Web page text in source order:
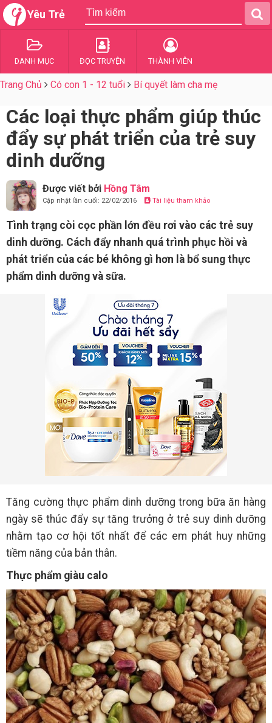
Yêu Trẻ
DANH MỤC ĐỌC TRUYỆN THÀNH VIÊN
Trang Chủ Có con 1 - 12 tuổi Bí quyết làm cha mẹ
Các loại thực phẩm giúp thúc
đẩy sự phát triển của trẻ suy
dinh dưỡng
Được viết bởi Hồng Tâm
Cập nhật lần cuối: 22/02/2016 Tài liệu tham khảo
Tình trạng còi cọc phần lớn đều rơi vào các trẻ suy
dinh dưỡng. Cách đẩy nhanh quá trình phục hồi và
phát triển của các bé không gì hơn là bổ sung thực
phẩm dinh dưỡng và sữa.
Tăng cường thực phẩm dinh dưỡng trong bữa ăn hàng
ngày sẽ thúc đẩy sự tăng trưởng ở trẻ suy dinh dưỡng
nhằm tạo cơ hội tốt nhất để các em phát huy những
tiềm năng của bản thân.
Thực phẩm giàu calo